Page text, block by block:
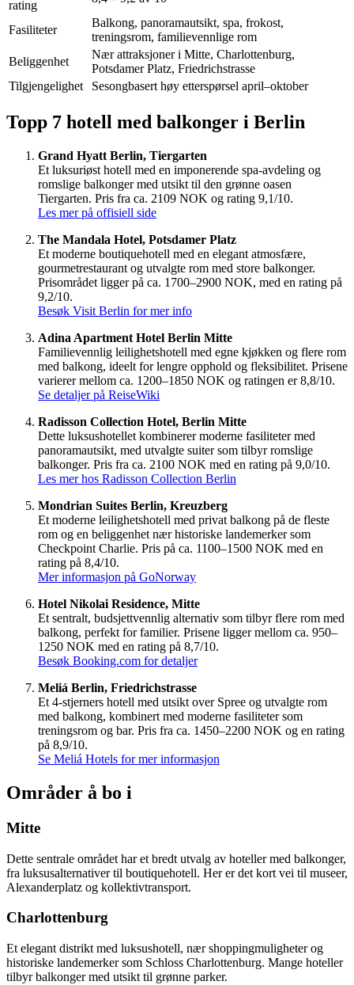
rating
Fasiliteter
Balkong, panoramautsikt, spa, frokost,
treningsrom, familievennlige rom
Beliggenhet
Nær attraksjoner i Mitte, Charlottenburg,
Potsdamer Platz, Friedrichstrasse
Tilgjengelighet
Sesongbasert høy etterspørsel april–oktober
Topp 7 hotell med balkonger i Berlin
Grand Hyatt Berlin, Tiergarten
Et luksuriøst hotell med en imponerende spa-avdeling og
romslige balkonger med utsikt til den grønne oasen
Tiergarten. Pris fra ca. 2109 NOK og rating 9,1/10.
Les mer på offisiell side
The Mandala Hotel, Potsdamer Platz
Et moderne boutiquehotell med en elegant atmosfære,
gourmetrestaurant og utvalgte rom med store balkonger.
Prisområdet ligger på ca. 1700–2900 NOK, med en rating på
9,2/10.
Besøk Visit Berlin for mer info
Adina Apartment Hotel Berlin Mitte
Familievennlig leilighetshotell med egne kjøkken og flere rom
med balkong, ideelt for lengre opphold og fleksibilitet. Prisene
varierer mellom ca. 1200–1850 NOK og ratingen er 8,8/10.
Se detaljer på ReiseWiki
Radisson Collection Hotel, Berlin Mitte
Dette luksushotellet kombinerer moderne fasiliteter med
panoramautsikt, med utvalgte suiter som tilbyr romslige
balkonger. Pris fra ca. 2100 NOK med en rating på 9,0/10.
Les mer hos Radisson Collection Berlin
Mondrian Suites Berlin, Kreuzberg
Et moderne leilighetshotell med privat balkong på de fleste
rom og en beliggenhet nær historiske landemerker som
Checkpoint Charlie. Pris på ca. 1100–1500 NOK med en
rating på 8,4/10.
Mer informasjon på GoNorway
Hotel Nikolai Residence, Mitte
Et sentralt, budsjettvennlig alternativ som tilbyr flere rom med
balkong, perfekt for familier. Prisene ligger mellom ca. 950–
1250 NOK med en rating på 8,7/10.
Besøk Booking.com for detaljer
Meliá Berlin, Friedrichstrasse
Et 4-stjerners hotell med utsikt over Spree og utvalgte rom
med balkong, kombinert med moderne fasiliteter som
treningsrom og bar. Pris fra ca. 1450–2200 NOK og en rating
på 8,9/10.
Se Meliá Hotels for mer informasjon
Områder å bo i
Mitte
Dette sentrale området har et bredt utvalg av hoteller med balkonger,
fra luksusalternativer til boutiquehotell. Her er det kort vei til museer,
Alexanderplatz og kollektivtransport.
Charlottenburg
Et elegant distrikt med luksushotell, nær shoppingmuligheter og
historiske landemerker som Schloss Charlottenburg. Mange hoteller
tilbyr balkonger med utsikt til grønne parker.